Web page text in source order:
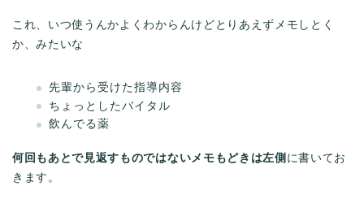
これ、いつ使うんかよくわからんけどとりあえずメモしとく
か、みたいな
先輩から受けた指導内容
ちょっとしたバイタル
飲んでる薬
何回もあとで見返すものではないメモもどきは左側 に書いてお
きます。